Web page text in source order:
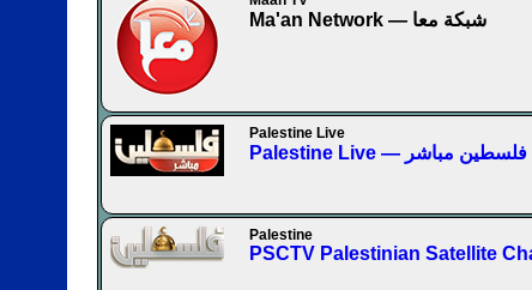
Ma'an Network — شبكة معا
Palestine Live
Palestine Live — فلسطين مباشر
Palestine
PSCTV Palestinian Satellite